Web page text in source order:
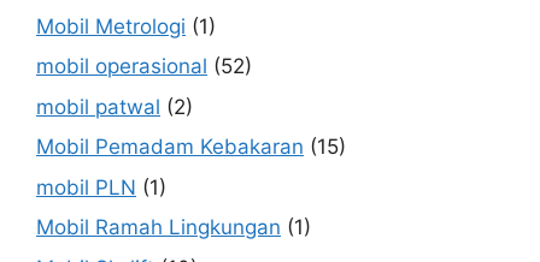
Mobil Metrologi (1)
mobil operasional (52)
mobil patwal (2)
Mobil Pemadam Kebakaran (15)
mobil PLN (1)
Mobil Ramah Lingkungan (1)